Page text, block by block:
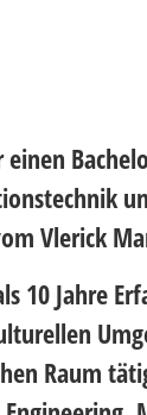
Vlerick
10 Jahre
Raum